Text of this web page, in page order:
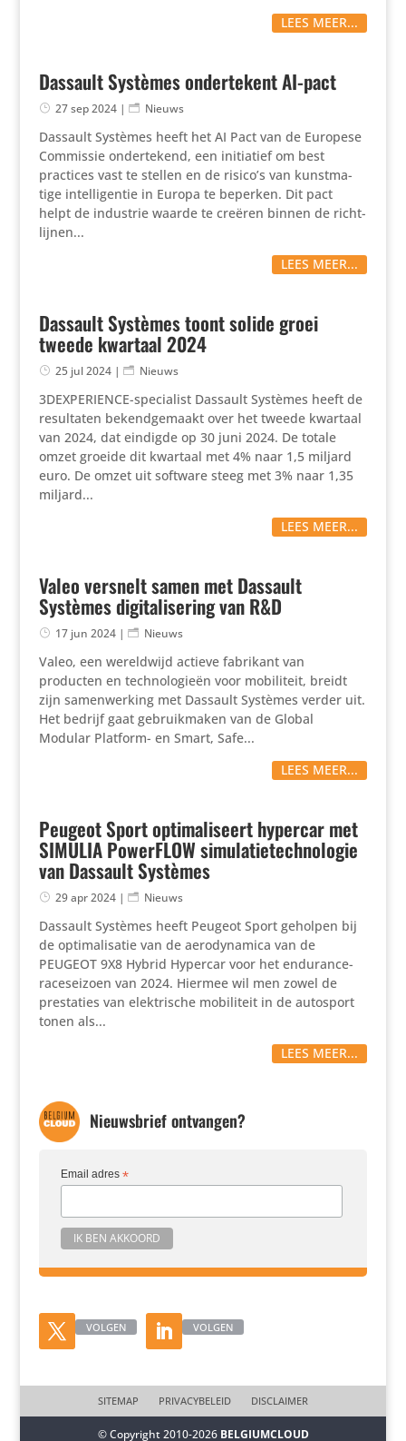
LEES MEER...
Dassault Systèmes ondertekent AI-pact
27 sep 2024| Nieuws
Dassault Systèmes heeft het AI Pact van de Europese
Commissie onder­te­kend, een initi­a­tief om best
practices vast te stellen en de risico’s van kunst­ma­
tige intel­li­gentie in Europa te beperken. Dit pact
helpt de industrie waarde te creëren binnen de richt­
lijnen...
LEES MEER...
Dassault Systèmes toont solide groei
tweede kwartaal 2024
25 jul 2024| Nieuws
3DEX­PE­RIENCE-speci­a­list Dassault Systèmes heeft de
resul­taten bekend­ge­maakt over het tweede kwartaal
van 2024, dat eindigde op 30 juni 2024. De totale
omzet groeide dit kwartaal met 4% naar 1,5 miljard
euro. De omzet uit software steeg met 3% naar 1,35
miljard...
LEES MEER...
Valeo versnelt samen met Dassault
Systèmes digitalisering van R&D
17 jun 2024| Nieuws
Valeo, een wereld­wijd actieve fabrikant van
producten en tech­no­lo­gieën voor mobi­li­teit, breidt
zijn samen­wer­king met Dassault Systèmes verder uit.
Het bedrijf gaat gebruik­maken van de Global
Modular Platform- en Smart, Safe...
LEES MEER...
Peugeot Sport optimaliseert hypercar met
SIMULIA PowerFLOW simulatietechnologie
van Dassault Systèmes
29 apr 2024| Nieuws
Dassault Systèmes heeft Peugeot Sport geholpen bij
de opti­ma­li­satie van de aero­dy­na­mica van de
PEUGEOT 9X8 Hybrid Hypercar voor het endurance-
race­sei­zoen van 2024. Hiermee wil men zowel de
pres­ta­ties van elek­tri­sche mobi­li­teit in de autosport
tonen als...
LEES MEER...
Nieuwsbrief ontvangen?
Email adres *
VOLGEN VOLGEN
SITEMAP PRIVACYBELEID DISCLAIMER
© Copyright 2010-2026 BELGIUMCLOUD